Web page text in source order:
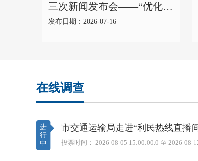
三次新闻发布会——“优化营
商环境 聚力振兴发展”主题
发布日期：2026-07-16
在线调查